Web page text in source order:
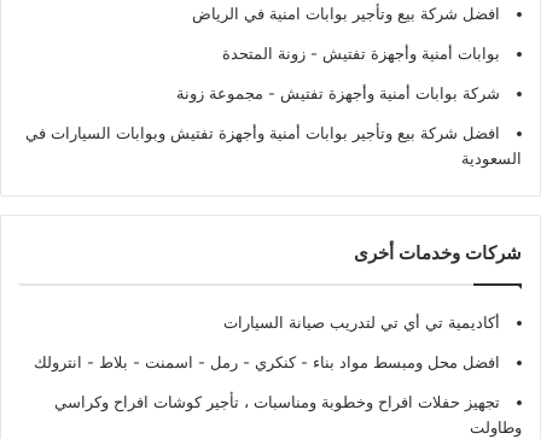
افضل شركة بيع وتأجير بوابات امنية في الرياض
بوابات أمنية وأجهزة تفتيش - زونة المتحدة
شركة بوابات أمنية وأجهزة تفتيش - مجموعة زونة
افضل شركة بيع وتأجير بوابات أمنية وأجهزة تفتيش وبوابات السيارات في
السعودية
شركات وخدمات أخرى
أكاديمية تي أي تي لتدريب صيانة السيارات
افضل محل ومبسط مواد بناء - كنكري - رمل - اسمنت - بلاط - انترولك
تجهيز حفلات افراح وخطوبة ومناسبات ، تأجير كوشات افراح وكراسي
وطاولت